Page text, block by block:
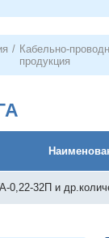
/ Кабельно-
продукция
0,22-32П и